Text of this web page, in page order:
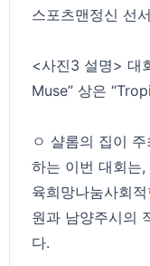
스포츠맨정신 선
<사진3 설명> 대
Muse” 상은
ㅇ 샬롬의 집이
하는 이번 대회는
육희망나눔사회
원과 남양주시의
다.